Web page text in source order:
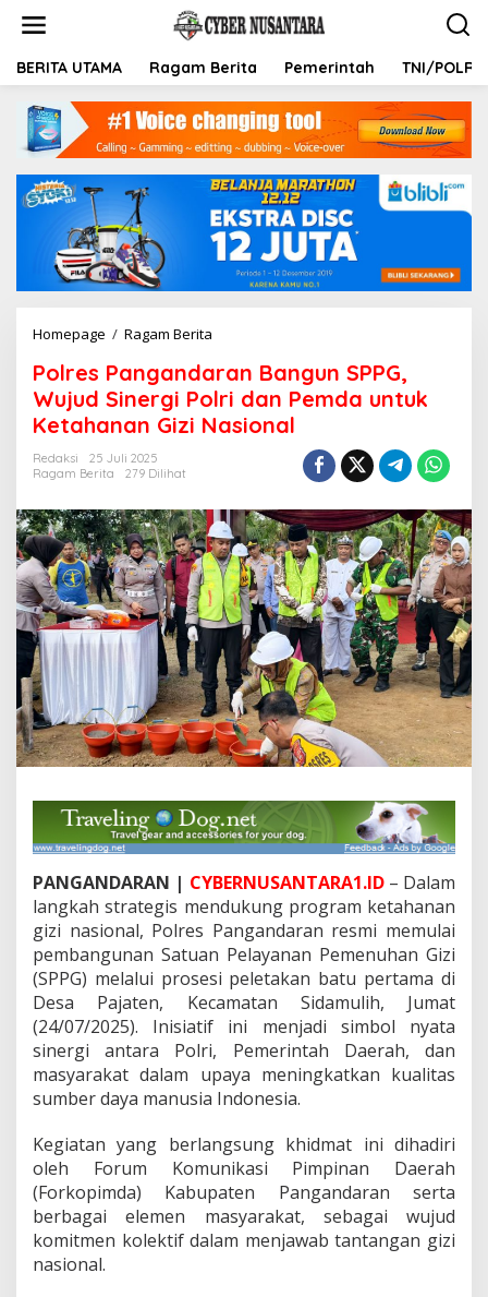
t
BERITA UTAMA Ragam Berita Pemerintah TNI/POLRI
Homepage / Ragam Berita
l
r
e
s
g
a
n
d
a
r
a
n
B
a
n
g
u
n
P
P
G
W
u
j
u
d
S
i
n
r
g
o
r
i
d
a
Polres Pangandaran Bangun SPPG,
Wujud Sinergi Polri dan Pemda untuk
Ketahanan Gizi Nasional
Redaksi
25 Juli 2025
Ragam Berita
279 Dilihat
PANGANDARAN | CYBERNUSANTARA1.ID– Dalam
langkah strategis mendukung program ketahanan
gizi nasional, Polres Pangandaran resmi memulai
pembangunan Satuan Pelayanan Pemenuhan Gizi
(SPPG) melalui prosesi peletakan batu pertama di
Desa Pajaten, Kecamatan Sidamulih, Jumat
(24/07/2025). Inisiatif ini menjadi simbol nyata
sinergi antara Polri, Pemerintah Daerah, dan
masyarakat dalam upaya meningkatkan kualitas
sumber daya manusia Indonesia.
Kegiatan yang berlangsung khidmat ini dihadiri
oleh Forum Komunikasi Pimpinan Daerah
(Forkopimda) Kabupaten Pangandaran serta
berbagai elemen masyarakat, sebagai wujud
komitmen kolektif dalam menjawab tantangan gizi
nasional.